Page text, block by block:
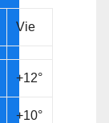
Vie
+12°
+10°